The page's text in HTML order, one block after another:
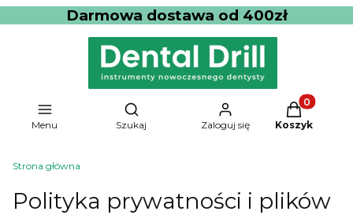
Darmowa dostawa od 400zł
Menu
Otwórz wyszukiwarkę
Szukaj Zaloguj się
Produkty w
Koszyk
Strona główna
Polityka prywatności i plików